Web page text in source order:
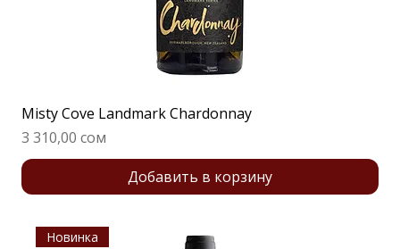
Misty Cove Landmark Chardonnay
Цена
3 310,00 сом
Добавить в корзину
Новинка